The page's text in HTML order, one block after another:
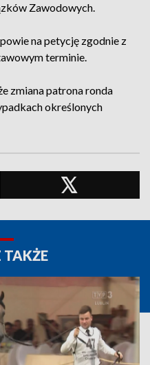
Zawodowych.
na petycję zgodnie z
terminie.
zmiana patrona ronda
określonych
TAKŻE